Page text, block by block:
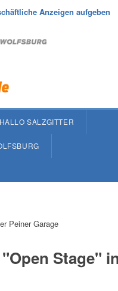
Anzeigen aufgeben
HALLO SALZGITTER
Stage"